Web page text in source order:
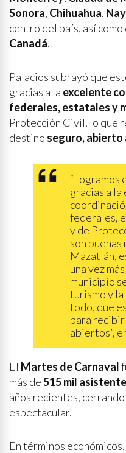
Sonora, Chihuahua,
centro del país, así como
Canadá.
Palacios subrayó que
gracias a la excelente
federales, estatales y
Protección Civil, lo que
destino seguro, abierto
“Logramos
gracias a la
federales,
y de
son
Mazatlán,
una vez
municipio
turismo y
todo, que
para recibir
abiertos”,
El Martes de Carnaval
más de515 mil
años recientes,
espectacular.
En términos